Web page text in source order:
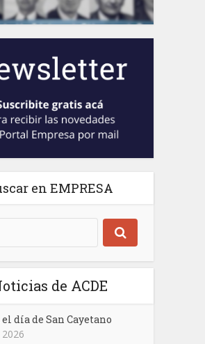
en EMPRESA
de ACDE
el día de San Cayetano